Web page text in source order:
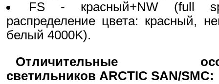
FS - красный+NW (full
распределение цвета: красный,
белый 4000K).
Отличительные
светильников ARCTIC SAN/SMC: